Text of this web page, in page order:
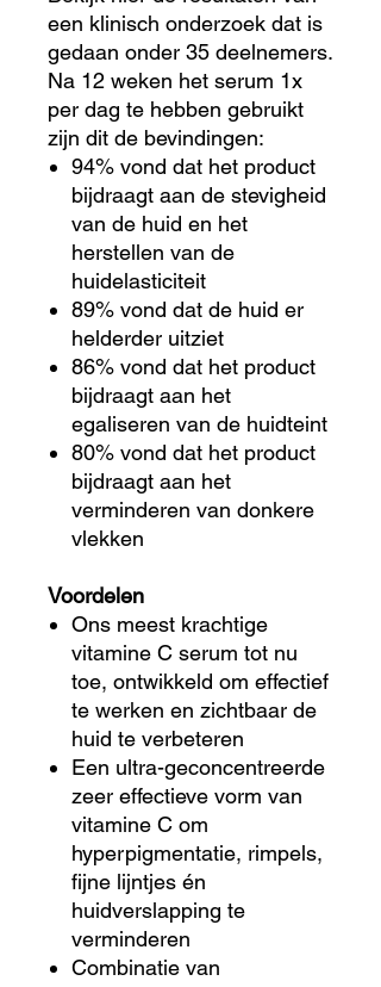
een klinisch onderzoek dat is
gedaan onder 35 deelnemers.
Na 12 weken het serum 1x
per dag te hebben gebruikt
zijn dit de bevindingen:
94% vond dat het product
bijdraagt aan de stevigheid
van de huid en het
herstellen van de
huidelasticiteit
89% vond dat de huid er
helderder uitziet
86% vond dat het product
bijdraagt aan het
egaliseren van de huidteint
80% vond dat het product
bijdraagt aan het
verminderen van donkere
vlekken
Voordelen
Ons meest krachtige
vitamine C serum tot nu
toe, ontwikkeld om effectief
te werken en zichtbaar de
huid te verbeteren
Een ultra-geconcentreerde
zeer effectieve vorm van
vitamine C om
hyperpigmentatie, rimpels,
fijne lijntjes én
huidverslapping te
verminderen
Combinatie van